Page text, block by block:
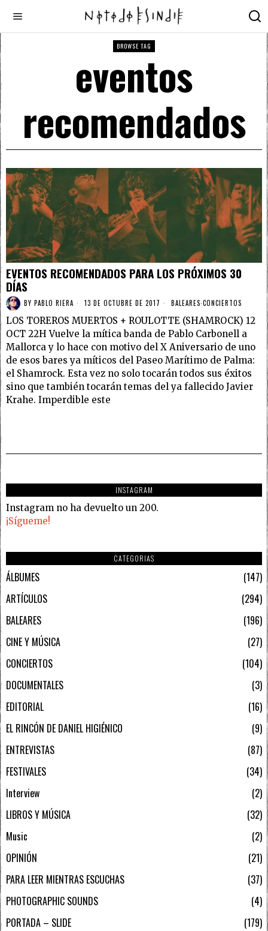
BROWSE TAG
eventos
recomendados
EVENTOS RECOMENDADOS PARA LOS PRÓXIMOS 30
DÍAS
BY PABLO RIERA 13 DE OCTUBRE DE 2017 BALEARES·CONCIERTOS
LOS TOREROS MUERTOS + ROULOTTE (SHAMROCK) 12
OCT 22H Vuelve la mítica banda de Pablo Carbonell a
Mallorca y lo hace con motivo del X Aniversario de uno
de esos bares ya míticos del Paseo Marítimo de Palma:
el Shamrock. Esta vez no solo tocarán todos sus éxitos
sino que también tocarán temas del ya fallecido Javier
Krahe. Imperdible este
INSTAGRAM
Instagram no ha devuelto un 200.
¡Sígueme!
CATEGORIAS
ÁLBUMES
147
ARTÍCULOS
294
BALEARES
196
CINE Y MÚSICA
27
CONCIERTOS
104
DOCUMENTALES
3
EDITORIAL
16
EL RINCÓN DE DANIEL HIGIÉNICO
9
ENTREVISTAS
87
FESTIVALES
34
Interview
2
LIBROS Y MÚSICA
32
Music
2
OPINIÓN
21
PARA LEER MIENTRAS ESCUCHAS
37
PHOTOGRAPHIC SOUNDS
4
PORTADA – SLIDE
179